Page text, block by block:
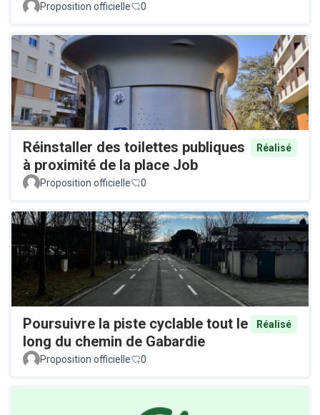
Proposition officielle 0
Réinstaller des toilettes publiques
à proximité de la place Job
Réalisé
Proposition officielle 0
Poursuivre la piste cyclable tout le
long du chemin de Gabardie
Réalisé
Proposition officielle 0